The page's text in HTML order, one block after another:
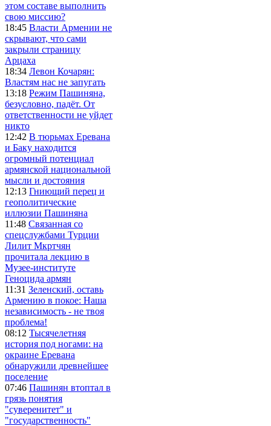
этом составе выполнить
свою миссию?
18:45 Власти Армении не
скрывают, что сами
закрыли страницу
Арцаха
18:34 Левон Кочарян:
Властям нас не запугать
13:18 Режим Пашиняна,
безусловно, падёт. От
ответственности не уйдет
никто
12:42 В тюрьмах Еревана
и Баку находится
огромный потенциал
армянской национальной
мысли и достояния
12:13 Гниющий перец и
геополитические
иллюзии Пашиняна
11:48 Связанная со
спецслужбами Турции
Лилит Мкртчян
прочитала лекцию в
Музее-институте
Геноцида армян
11:31 Зеленский, оставь
Армению в покое: Наша
независимость - не твоя
проблема!
08:12 Тысячелетняя
история под ногами: на
окраине Еревана
обнаружили древнейшее
поселение
07:46 Пашинян втоптал в
грязь понятия
"суверенитет" и
"государственность"